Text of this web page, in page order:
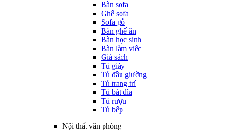
Bàn sofa
Ghế sofa
Sofa gỗ
Bàn ghế ăn
Bàn học sinh
Bàn làm việc
Giá sách
Tủ giày
Tủ đầu giường
Tủ trang trí
Tủ bát đĩa
Tủ rượu
Tủ bếp
Nội thất văn phòng